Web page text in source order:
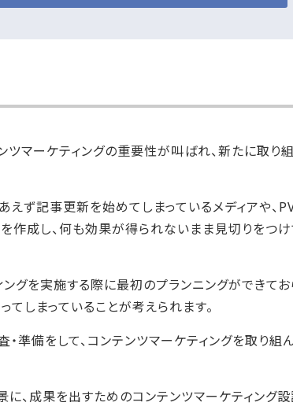
ツマーケティングの重要性が叫ばれ、新たに取り
えず記事更新を始めてしまっているメディアや、
作成し、何も効果が得られないまま見切りをつけ
グを実施する際に最初のプランニングができてお
しまっていることが考えられます。
・準備をして、コンテンツマーケティングを取り
、成果を出すためのコンテンツマーケティング